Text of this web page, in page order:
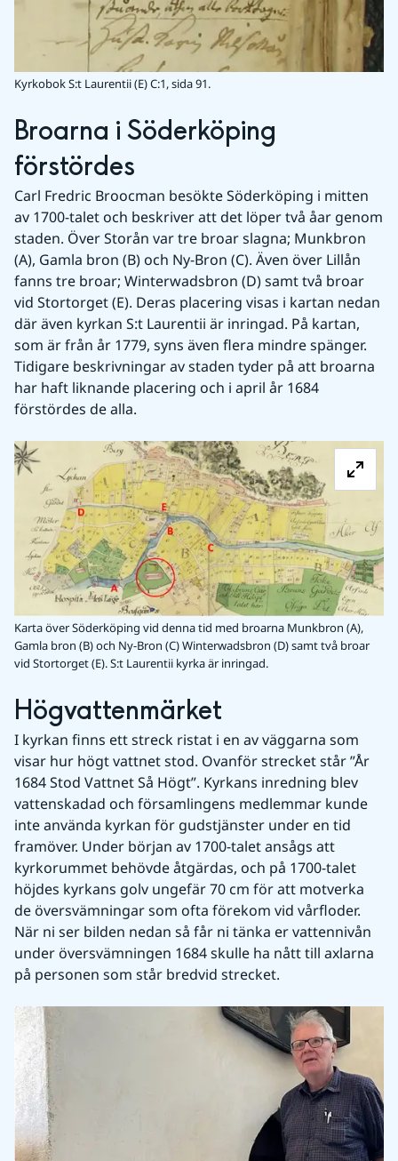
Kyrkobok S:t Laurentii (E) C:1, sida 91.
Broarna i Söderköping
förstördes
Carl Fredric Broocman besökte Söderköping i mitten
av 1700-talet och beskriver att det löper två åar genom
staden. Över Storån var tre broar slagna; Munkbron
(A), Gamla bron (B) och Ny-Bron (C). Även över Lillån
fanns tre broar; Winterwadsbron (D) samt två broar
vid Stortorget (E). Deras placering visas i kartan nedan
där även kyrkan S:t Laurentii är inringad. På kartan,
som är från år 1779, syns även flera mindre spänger.
Tidigare beskrivningar av staden tyder på att broarna
har haft liknande placering och i april år 1684
förstördes de alla.
Karta över Söderköping vid denna tid med broarna Munkbron (A),
Gamla bron (B) och Ny-Bron (C) Winterwadsbron (D) samt två broar
vid Stortorget (E). S:t Laurentii kyrka är inringad.
Högvattenmärket
I kyrkan finns ett streck ristat i en av väggarna som
visar hur högt vattnet stod. Ovanför strecket står ”År
1684 Stod Vattnet Så Högt”. Kyrkans inredning blev
vattenskadad och församlingens medlemmar kunde
inte använda kyrkan för gudstjänster under en tid
framöver. Under början av 1700-talet ansågs att
kyrkorummet behövde åtgärdas, och på 1700-talet
höjdes kyrkans golv ungefär 70 cm för att motverka
de översvämningar som ofta förekom vid vårfloder.
När ni ser bilden nedan så får ni tänka er vattennivån
under översvämningen 1684 skulle ha nått till axlarna
på personen som står bredvid strecket.